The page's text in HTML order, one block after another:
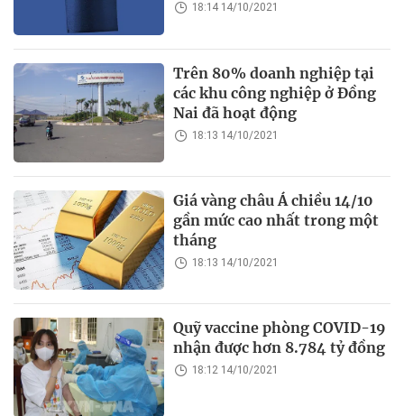
18:14 14/10/2021
Trên 80% doanh nghiệp tại
các khu công nghiệp ở Đồng
Nai đã hoạt động
18:13 14/10/2021
Giá vàng châu Á chiều 14/10
gần mức cao nhất trong một
tháng
18:13 14/10/2021
Quỹ vaccine phòng COVID-19
nhận được hơn 8.784 tỷ đồng
18:12 14/10/2021